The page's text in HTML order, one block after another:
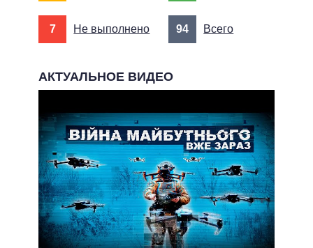
7 Не выполнено 94 Всего
АКТУАЛЬНОЕ ВИДЕО